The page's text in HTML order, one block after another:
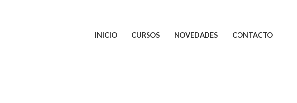
INICIO CURSOS NOVEDADES CONTACTO